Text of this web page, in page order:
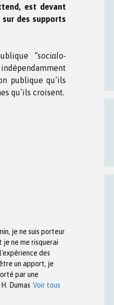
est devant
sur des supports
“socialo-
publique qu’ils
qu’ils croisent.
je ne suis porteur
ne me risquerai
des
un apport, je
par une
Dumas Voir tous